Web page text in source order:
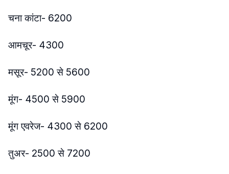
चना कांटा- 6200
आमचूर- 4300
मसूर- 5200 से 5600
मूंग- 4500 से 5900
मूंग एवरेज- 4300 से 6200
तुअर- 2500 से 7200